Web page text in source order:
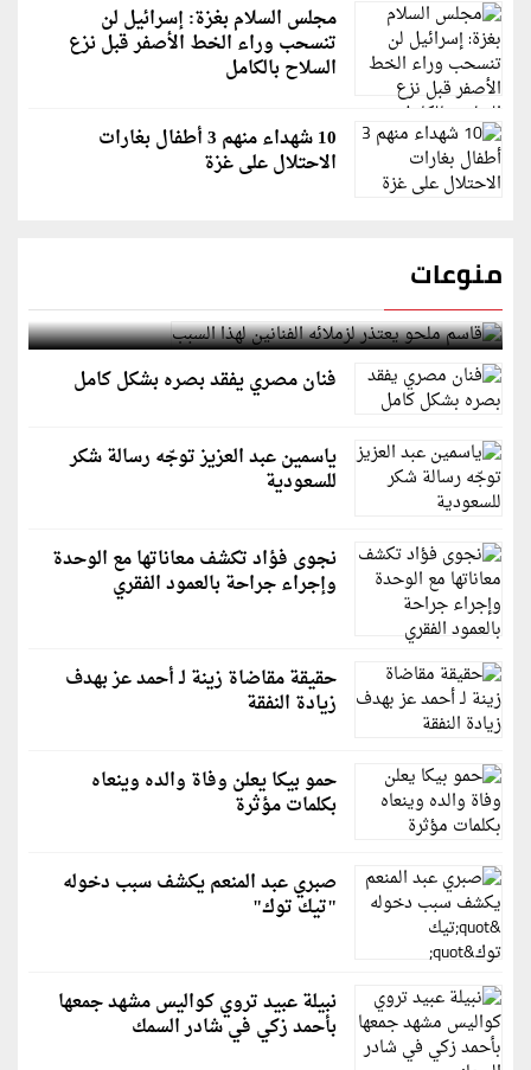
مجلس السلام بغزة: إسرائيل لن
تنسحب وراء الخط الأصفر قبل نزع
السلاح بالكامل
10 شهداء منهم 3 أطفال بغارات
الاحتلال على غزة
منوعات
قاسم ملحو يعتذر لزملائه الفنانين لهذا السبب
فنان مصري يفقد بصره بشكل كامل
ياسمين عبد العزيز توجّه رسالة شكر
للسعودية
نجوى فؤاد تكشف معاناتها مع الوحدة
وإجراء جراحة بالعمود الفقري
حقيقة مقاضاة زينة لـ أحمد عز بهدف
زيادة النفقة
حمو بيكا يعلن وفاة والده وينعاه
بكلمات مؤثرة
صبري عبد المنعم يكشف سبب دخوله
"تيك توك"
نبيلة عبيد تروي كواليس مشهد جمعها
بأحمد زكي في شادر السمك